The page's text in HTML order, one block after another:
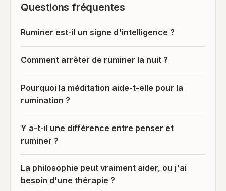
Questions fréquentes
Ruminer est-il un signe d'intelligence ?
Comment arrêter de ruminer la nuit ?
Pourquoi la méditation aide-t-elle pour la
rumination ?
Y a-t-il une différence entre penser et
ruminer ?
La philosophie peut vraiment aider, ou j'ai
besoin d'une thérapie ?